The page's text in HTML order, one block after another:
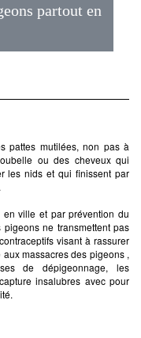
partout en
pattes mutilées, non pas à
ou des cheveux qui
les nids et qui finissent par
ville et par prévention du
ne transmettent pas
visant à rassurer
massacres des pigeons ,
de dépigeonnage, les
insalubres avec pour